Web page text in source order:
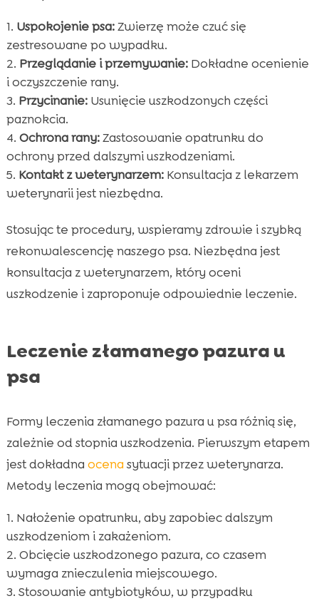
Uspokojenie psa:Zwierzę może czuć się
zestresowane po wypadku.
Przeglądanie i przemywanie:Dokładne ocenienie
i oczyszczenie rany.
Przycinanie:Usunięcie uszkodzonych części
paznokcia.
Ochrona rany:Zastosowanie opatrunku do
ochrony przed dalszymi uszkodzeniami.
Kontakt z weterynarzem:Konsultacja z lekarzem
weterynarii jest niezbędna.
Stosując te procedury, wspieramy zdrowie i szybką
rekonwalescencję naszego psa. Niezbędna jest
konsultacja z weterynarzem, który oceni
uszkodzenie i zaproponuje odpowiednie leczenie.
Leczenie złamanego pazura u
psa
Formy leczenia złamanego pazura u psa różnią się,
zależnie od stopnia uszkodzenia. Pierwszym etapem
jest dokładna ocena sytuacji przez weterynarza.
Metody leczenia mogą obejmować:
Nałożenie opatrunku, aby zapobiec dalszym
uszkodzeniom i zakażeniom.
Obcięcie uszkodzonego pazura, co czasem
wymaga znieczulenia miejscowego.
Stosowanie antybiotyków, w przypadku